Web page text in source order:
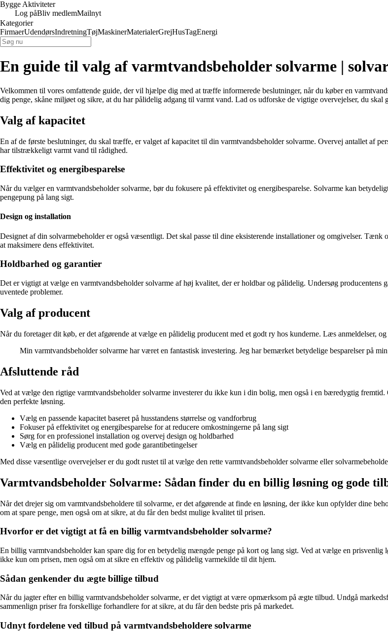
Bygge Aktiviteter
Log påBliv medlemMailnyt
Kategorier
FirmaerUdendørsIndretningTøjMaskinerMaterialerGrejHusTagEnergi
En guide til valg af varmtvandsbeholder solvarme |
Velkommen til vores omfattende guide, der vil hjælpe dig med at træffe informerede beslutninger, når du køber en
dig penge, skåne miljøet og sikre, at du har pålidelig adgang til varmt vand. Lad os udforske de vigtige overvejelser, du skal
Valg af kapacitet
En af de første beslutninger, du skal træffe, er valget af kapacitet til din varmtvandsbeholder solvarme. Overvej antallet af
har tilstrækkeligt varmt vand til rådighed.
Effektivitet og energibesparelse
Når du vælger en varmtvandsbeholder solvarme, bør du fokusere på effektivitet og energibesparelse. Solvarme kan
pengepung på lang sigt.
Design og installation
Designet af din solvarmebeholder er også væsentligt. Det skal passe til dine eksisterende installationer og omgivelser.
at maksimere dens effektivitet.
Holdbarhed og garantier
Det er vigtigt at vælge en varmtvandsbeholder solvarme af høj kvalitet, der er holdbar og pålidelig. Undersøg
uventede problemer.
Valg af producent
Når du foretager dit køb, er det afgørende at vælge en pålidelig producent med et godt ry hos kunderne. Læs anmeldelser,
Min varmtvandsbeholder solvarme har været en fantastisk investering. Jeg har bemærket betydelige besparelser på
Afsluttende råd
Ved at vælge den rigtige varmtvandsbeholder solvarme investerer du ikke kun i din bolig, men også i en bæredygtig
den perfekte løsning.
Vælg en passende kapacitet baseret på husstandens størrelse og vandforbrug
Fokuser på effektivitet og energibesparelse for at reducere omkostningerne på lang sigt
Sørg for en professionel installation og overvej design og holdbarhed
Vælg en pålidelig producent med gode garantibetingelser
Med disse væsentlige overvejelser er du godt rustet til at vælge den rette varmtvandsbeholder solvarme eller
Varmtvandsbeholder Solvarme: Sådan finder du en billig løsning og gode
Når det drejer sig om varmtvandsbeholdere til solvarme, er det afgørende at finde en løsning, der ikke kun opfylder dine
om at spare penge, men også om at sikre, at du får den bedst mulige kvalitet til prisen.
Hvorfor er det vigtigt at få en billig varmtvandsbeholder solvarme?
En billig varmtvandsbeholder kan spare dig for en betydelig mængde penge på kort og lang sigt. Ved at vælge en
ikke kun om prisen, men også om at sikre en effektiv og pålidelig varmekilde til dit hjem.
Sådan genkender du ægte billige tilbud
Når du jagter efter en billig varmtvandsbeholder solvarme, er det vigtigt at være opmærksom på ægte tilbud. Undgå
sammenlign priser fra forskellige forhandlere for at sikre, at du får den bedste pris på markedet.
Udnyt fordelene ved tilbud på varmtvandsbeholdere solvarme